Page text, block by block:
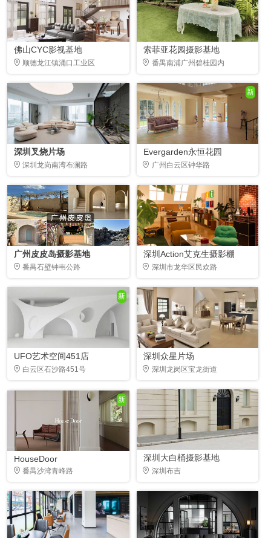
佛山CYC影视基地
顺德龙江镇涌口工业区
索菲亚花园摄影基地
番禺南浦广州碧桂园内
深圳叉烧片场
深圳龙岗南湾布澜路
新
Evergarden永恒花园
广州白云区钟华路
广州皮皮岛摄影基地
番禺石壁钟韦公路
深圳Action艾克生摄影棚
深圳市龙华区民欢路
新
UFO艺术空间451店
白云区石沙路451号
深圳众星片场
深圳龙岗区宝龙街道
新
HouseDoor
番禺沙湾青峰路
深圳大白桶摄影基地
深圳布吉